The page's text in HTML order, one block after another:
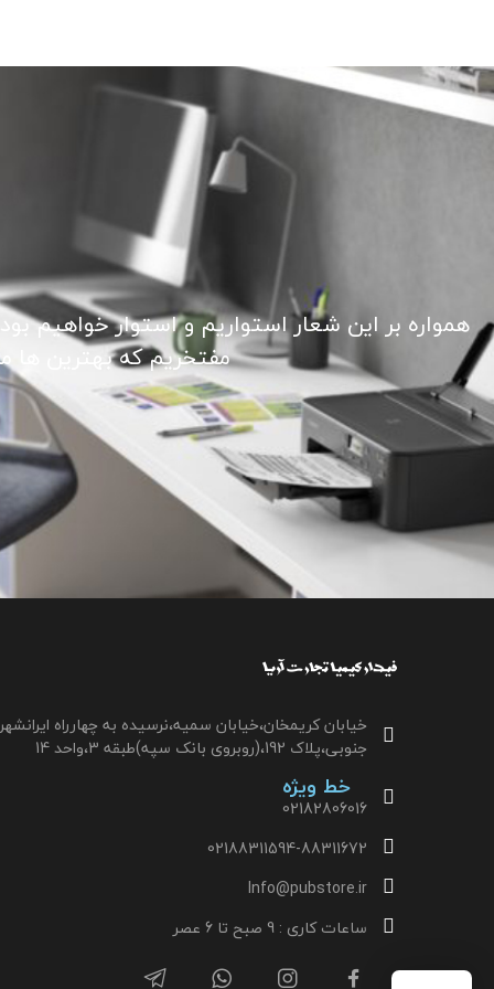
همواره بر این شعار استواریم و استوار خواهیم
مفتخریم که بهترین ها ما
خیابان کریمخان،خیابان سمیه،نرسیده به چهارراه ایرانشهر
جنوبی،پلاک 192،(روبروی بانک سپه)طبقه 3،واحد 14
خط ویژه
02182806016
02188311594-88311672
Info@pubstore.ir
ساعات کاری : 9 صبح تا 6 عصر